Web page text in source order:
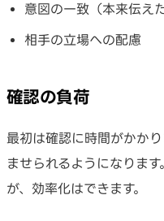
意図の一致（本来伝え
相手の立場への配慮
確認の負荷
最初は確認に時間がかか
ませられるようになりま
が、効率化はできます。